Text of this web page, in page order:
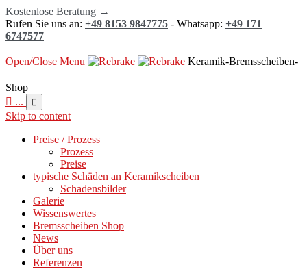
Kostenlose Beratung →
Rufen Sie uns an: +49 8153 9847775 - Whatsapp: +49 171
6747577
Open/Close Menu Keramik-Bremsscheiben-
Shop
 ... 
Skip to content
Preise / Prozess
Prozess
Preise
typische Schäden an Keramikscheiben
Schadensbilder
Galerie
Wissenswertes
Bremsscheiben Shop
News
Über uns
Referenzen